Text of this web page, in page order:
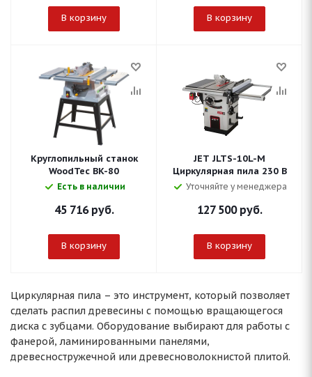
В корзину В корзину
Круглопильный станок
WoodTec BK-80
Есть в наличии
45 716руб.
В корзину
JET JLTS-10L-M
Циркулярная пила 230 В
Уточняйте у менеджера
127 500руб.
В корзину
Циркулярная пила – это инструмент, который позволяет
сделать распил древесины с помощью вращающегося
диска с зубцами. Оборудование выбирают для работы с
фанерой, ламинированными панелями,
древесностружечной или древесноволокнистой плитой.